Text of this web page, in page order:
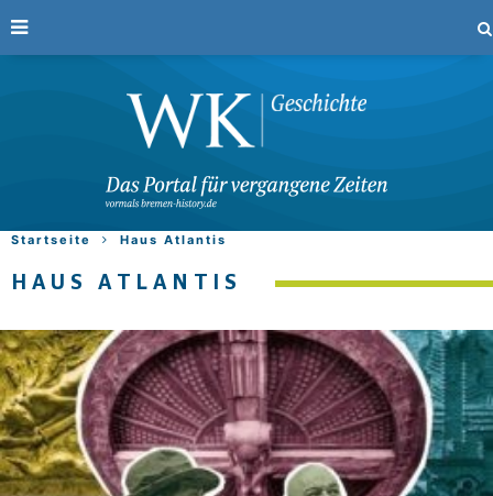
Startseite Haus Atlantis
HAUS ATLANTIS